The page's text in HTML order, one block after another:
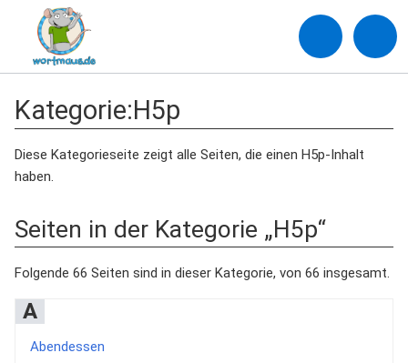
Kategorie:H5p
Diese Kategorieseite zeigt alle Seiten, die einen H5p-Inhalt
haben.
Seiten in der Kategorie „H5p“
Folgende 66 Seiten sind in dieser Kategorie, von 66 insgesamt.
A
Abendessen